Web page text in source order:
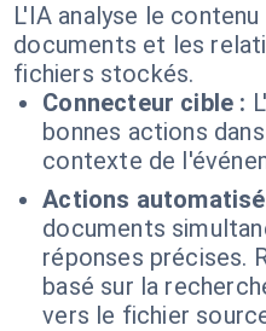
L'IA analyse le
documents et les
fichiers stockés.
Connecteur cible :
bonnes actions
contexte de
Actions
documents
réponses précises.
basé sur la
vers le fichier